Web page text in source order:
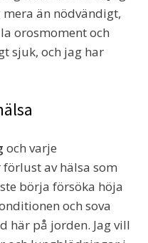
än nödvändigt,
orosmoment och
sjuk, och jag har
och varje
av hälsa som
börja försöka höja
och sova
här på jorden. Jag vill